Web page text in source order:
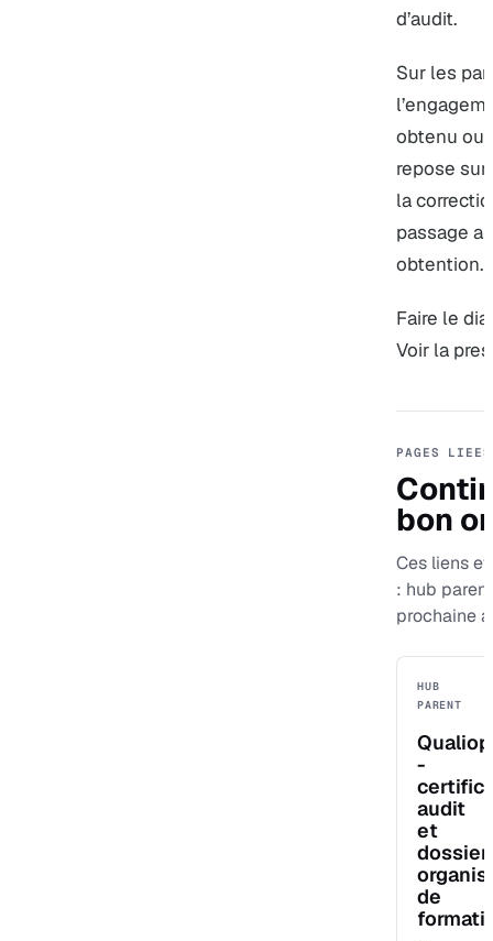
d’audit.
Sur les
obtenu ou
repose sur
la
passage
obtention.
Faire le
Voir la
PAGES LIEES
bon
Ces liens
: hub
prochaine
HUB
PARENT
-
audit
et
dossier
de